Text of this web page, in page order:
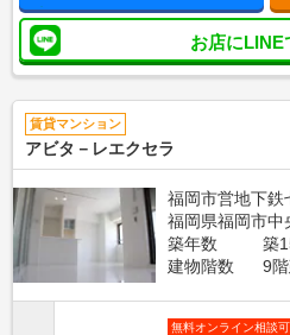
お店にLINE
賃貸マンション
アビタ－レエクセラ
福岡市営地下鉄
福岡県福岡市中
築年数
築
建物階数
9
無料オンライン相談可